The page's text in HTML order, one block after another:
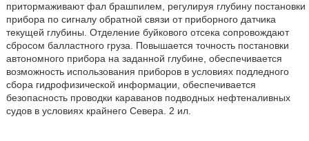
притормаживают фал брашпилем, регулируя глубину постановки
прибора по сигналу обратной связи от приборного датчика
текущей глубины. Отделение буйкового отсека сопровождают
сбросом балластного груза. Повышается точность постановки
автономного прибора на заданной глубине, обеспечивается
возможность использования приборов в условиях подледного
сбора гидрофизической информации, обеспечивается
безопасность проводки караванов подводных нефтеналивных
судов в условиях крайнего Севера. 2 ил.